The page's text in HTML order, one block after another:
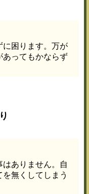
困ります。万が
ってもかならず
ありません。自
無くしてしまう